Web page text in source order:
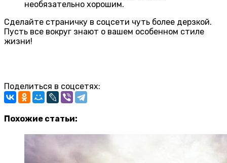
необязательно хорошим.
Сделайте страничку в соцсети чуть более дерзкой.
Пусть все вокруг знают о вашем особенном стиле
жизни!
Поделиться в соцсетях:
Похожие статьи: